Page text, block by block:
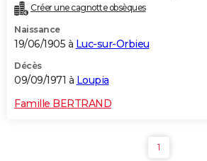
Créer une cagnotte obsèques
Naissance
19/06/1905 à Luc-sur-Orbieu
Décès
09/09/1971 à Loupia
Famille BERTRAND
1